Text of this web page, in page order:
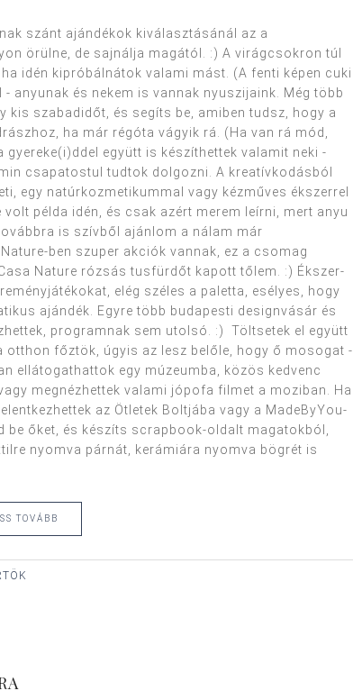
szánt ajándékok kiválasztásánál az a
örülne, de sajnálja magától. :) A virágcsokron túl
idén kipróbálnátok valami mást. (A fenti képen cuki
anyunak és nekem is vannak nyuszijaink. Még több
szabadidőt, és segíts be, amiben tudsz, hogy a
ha már régóta vágyik rá. (Ha van rá mód,
együtt is készíthettek valamit neki -
csapatostul tudtok dolgozni. A kreatívkodásból
egy natúrkozmetikummal vagy kézműves ékszerrel
példa idén, és csak azért merem leírni, mert anyu
is szívből ajánlom a nálam már
ben szuper akciók vannak, ez a csomag
Nature rózsás tusfürdőt kapott tőlem. :) Ékszer-
elég széles a paletta, esélyes, hogy
ajándék. Egyre több budapesti designvásár és
programnak sem utolsó. :) Töltsetek el együtt
otthon főztök, úgyis az lesz belőle, hogy ő mosogat -
ellátogathattok egy múzeumba, közös kedvenc
megnézhettek valami jópofa filmet a moziban. Ha
az Ötletek Boltjába vagy a MadeByYou-
őket, és készíts scrapbook-oldalt magatokból,
nyomva párnát, kerámiára nyomva bögrét is
TOVÁBB